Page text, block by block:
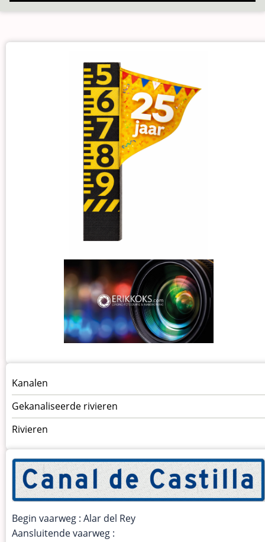
Menu
vaarwegen
Kanalen
Gekanaliseerde rivieren
Rivieren
Begin vaarweg : Alar del Rey
Aansluitende vaarweg :